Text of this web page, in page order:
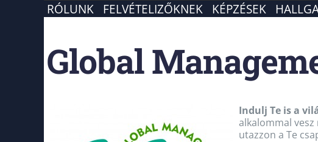
RÓLUNK FELVÉTELIZŐKNEK KÉPZÉSEK
Global
Indulj Te is a
alkalommal
utazzon a Te